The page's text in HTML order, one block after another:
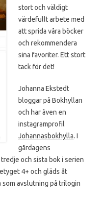
stort och väldigt
värdefullt arbete med
att sprida våra böcker
och rekommendera
sina favoriter. Ett stort
tack för det!
Johanna Ekstedt
bloggar på Bokhyllan
och har även en
instagramprofil
Johannasbokhylla. I
gårdagens
och sista bok i serien
4+ och gläds åt
avslutning på trilogin